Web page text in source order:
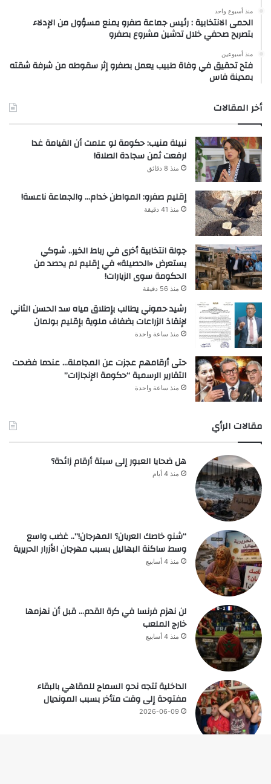
منذ أسبوع واحد
الحمى الانتخابية : رئيس جماعة صفرو يمنع مسؤول من الإدلاء
بتصريح صحفي خلال تدشين مشروع بصفرو
منذ أسبوعين
فتح تحقيق في وفاة طبيب يعمل بصفرو إثر سقوطه من شرفة شقته
بمدينة فاس
أخر المقالات
نبيلة منيب: حكومة لو علمت أن القيامة غدا
لرفعت ثمن سجادة الصلاة!
منذ 8 دقائق
إقليم صفرو: المواطن خدام… والجماعة ناعسة!
منذ 41 دقيقة
جولة انتخابية أخرى في رباط الخير.. شوكي
يستعرض «الحصيلة» في إقليم لم يحصد من
الحكومة سوى الزيارات!
منذ 56 دقيقة
رشيد حموني يطالب بإطلاق مياه سد الحسن الثاني
لإنقاذ الزراعات بضفاف ملوية بإقليم بولمان
منذ ساعة واحدة
حتى أرقامهم عجزت عن المجاملة… عندما فضحت
التقارير الرسمية “حكومة الإنجازات”
منذ ساعة واحدة
مقالات الرأي
هل ضحايا العبور إلى سبتة أرقام زائدة؟
منذ 4 أيام
“شنو خاصك العريان؟ المهرجان!”.. غضب واسع
وسط ساكنة البهاليل بسبب مهرجان الأزرار الحريرية
منذ 4 أسابيع
لن نهزم فرنسا في كرة القدم… قبل أن نهزمها
خارج الملعب
منذ 4 أسابيع
الداخلية تتجه نحو السماح للمقاهي بالبقاء
مفتوحة إلى وقت متأخر بسبب المونديال
2026-06-09